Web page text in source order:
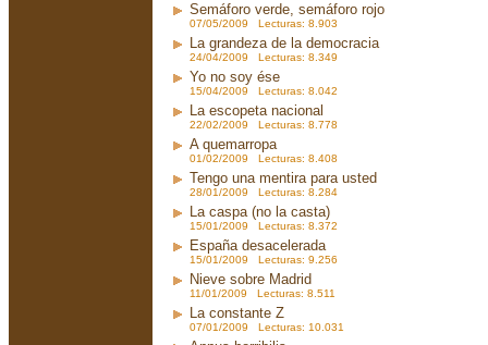
Semáforo verde, semáforo rojo
07/05/2009 Lecturas: 8.903
La grandeza de la democracia
24/04/2009 Lecturas: 8.349
Yo no soy ése
15/04/2009 Lecturas: 8.042
La escopeta nacional
22/02/2009 Lecturas: 8.778
A quemarropa
01/02/2009 Lecturas: 8.408
Tengo una mentira para usted
28/01/2009 Lecturas: 8.284
La caspa (no la casta)
15/01/2009 Lecturas: 8.372
España desacelerada
15/01/2009 Lecturas: 9.256
Nieve sobre Madrid
11/01/2009 Lecturas: 8.511
La constante Z
07/01/2009 Lecturas: 10.031